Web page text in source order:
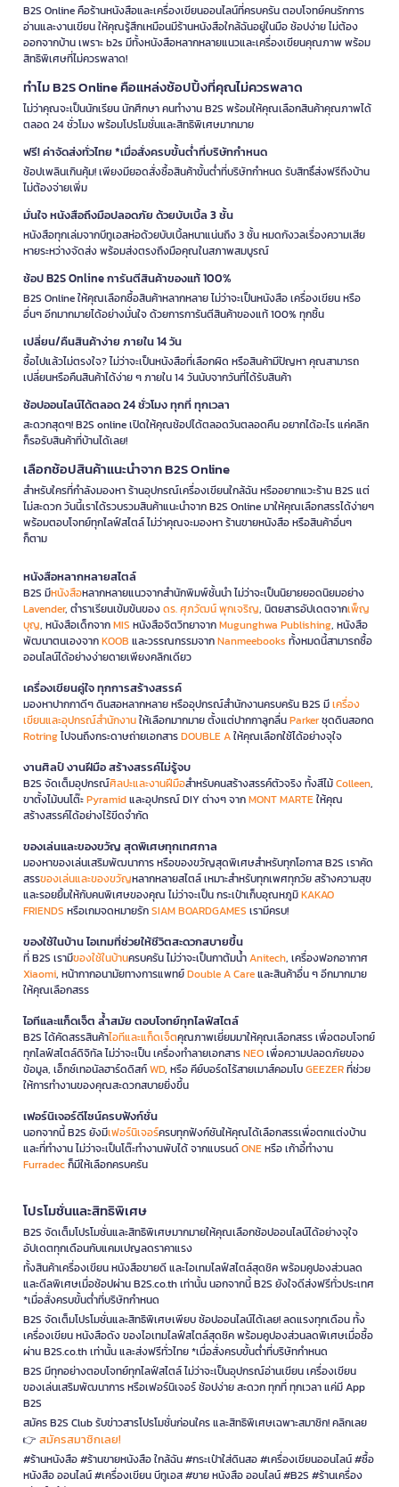
B2S Online คือร้านหนังสือและเครื่องเขียนออนไลน์ที่ครบครัน ตอบโจทย์คนรักการ
อ่านและงานเขียน ให้คุณรู้สึกเหมือนมีร้านหนังสือใกล้ฉันอยู่ในมือ ช้อปง่าย ไม่ต้อง
ออกจากบ้าน เพราะ b2s มีทั้งหนังสือหลากหลายแนวและเครื่องเขียนคุณภาพ พร้อม
สิทธิพิเศษที่ไม่ควรพลาด!
ทำไม B2S Online คือแหล่งช้อปปิ้งที่คุณไม่ควรพลาด
ไม่ว่าคุณจะเป็นนักเรียน นักศึกษา คนทำงาน B2S พร้อมให้คุณเลือกสินค้าคุณภาพได้
ตลอด 24 ชั่วโมง พร้อมโปรโมชั่นและสิทธิพิเศษมากมาย
ฟรี! ค่าจัดส่งทั่วไทย *เมื่อสั่งครบขั้นต่ำที่บริษัทกำหนด
ช้อปเพลินเกินคุ้ม! เพียงมียอดสั่งซื้อสินค้าขั้นต่ำที่บริษัทกำหนด รับสิทธิ์ส่งฟรีถึงบ้าน
ไม่ต้องจ่ายเพิ่ม
มั่นใจ หนังสือถึงมือปลอดภัย ด้วยบับเบิ้ล 3 ชั้น
หนังสือทุกเล่มจากบีทูเอสห่อด้วยบับเบิ้ลหนาแน่นถึง 3 ชั้น หมดกังวลเรื่องความเสีย
หายระหว่างจัดส่ง พร้อมส่งตรงถึงมือคุณในสภาพสมบูรณ์
ช้อป B2S Online การันตีสินค้าของแท้ 100%
B2S Online ให้คุณเลือกซื้อสินค้าหลากหลาย ไม่ว่าจะเป็นหนังสือ เครื่องเขียน หรือ
อื่นๆ อีกมากมายได้อย่างมั่นใจ ด้วยการการันตีสินค้าของแท้ 100% ทุกชิ้น
เปลี่ยน/คืนสินค้าง่าย ภายใน 14 วัน
ซื้อไปแล้วไม่ตรงใจ? ไม่ว่าจะเป็นหนังสือที่เลือกผิด หรือสินค้ามีปัญหา คุณสามารถ
เปลี่ยนหรือคืนสินค้าได้ง่าย ๆ ภายใน 14 วันนับจากวันที่ได้รับสินค้า
ช้อปออนไลน์ได้ตลอด 24 ชั่วโมง ทุกที่ ทุกเวลา
สะดวกสุดๆ! B2S online เปิดให้คุณช้อปได้ตลอดวันตลอดคืน อยากได้อะไร แค่คลิก
ก็รอรับสินค้าที่บ้านได้เลย!
เลือกช้อปสินค้าแนะนำจาก B2S Online
สำหรับใครที่กำลังมองหา ร้านอุปกรณ์เครื่องเขียนใกล้ฉัน หรืออยากแวะร้าน B2S แต่
ไม่สะดวก วันนี้เราได้รวบรวมสินค้าแนะนำจาก B2S Online มาให้คุณเลือกสรรได้ง่ายๆ
พร้อมตอบโจทย์ทุกไลฟ์สไตล์ ไม่ว่าคุณจะมองหา ร้านขายหนังสือ หรือสินค้าอื่นๆ
ก็ตาม
หนังสือหลากหลายสไตล์
B2S มีหนังสือหลากหลายแนวจากสำนักพิมพ์ชั้นนำ ไม่ว่าจะเป็นนิยายยอดนิยมอย่าง
Lavender, ตำราเรียนเข้มข้นของดร. ศุภวัฒน์ พุกเจริญ, นิตยสารอัปเดตจากเพ็ญ
บุญ, หนังสือเด็กจากMIS หนังสือจิตวิทยาจากMugunghwa Publishing, หนังสือ
พัฒนาตนเองจากKOOB และวรรณกรรมจากNanmeebooks ทั้งหมดนี้สามารถซื้อ
ออนไลน์ได้อย่างง่ายดายเพียงคลิกเดียว
เครื่องเขียนคู่ใจ ทุกการสร้างสรรค์
มองหาปากกาดีๆ ดินสอหลากหลาย หรืออุปกรณ์สำนักงานครบครัน B2S มีเครื่อง
เขียนและอุปกรณ์สำนักงานให้เลือกมากมาย ตั้งแต่ปากกาลูกลื่นParkerชุดดินสอกด
Rotringไปจนถึงกระดาษถ่ายเอกสารDOUBLE Aให้คุณเลือกใช้ได้อย่างจุใจ
งานศิลป์ งานฝีมือ สร้างสรรค์ไม่รู้จบ
B2S จัดเต็มอุปกรณ์ศิลปะและงานฝีมือสำหรับคนสร้างสรรค์ตัวจริง ทั้งสีไม้Colleen,
ขาตั้งไม้บนโต๊ะPyramidและอุปกรณ์ DIY ต่างๆ จากMONT MARTEให้คุณ
สร้างสรรค์ได้อย่างไร้ขีดจำกัด
ของเล่นและของขวัญ สุดพิเศษทุกเทศกาล
มองหาของเล่นเสริมพัฒนาการ หรือของขวัญสุดพิเศษสำหรับทุกโอกาส B2S เราคัด
สรรของเล่นและของขวัญหลากหลายสไตล์ เหมาะสำหรับทุกเพศทุกวัย สร้างความสุข
และรอยยิ้มให้กับคนพิเศษของคุณ ไม่ว่าจะเป็น กระเป๋าเก็บอุณหภูมิKAKAO
FRIENDS หรือเกมจดหมายรักSIAM BOARDGAMES เรามีครบ!
ของใช้ในบ้าน ไอเทมที่ช่วยให้ชีวิตสะดวกสบายขึ้น
ที่ B2S เรามีของใช้ในบ้านครบครัน ไม่ว่าจะเป็นกาต้มน้ำAnitech, เครื่องฟอกอากาศ
Xiaomi, หน้ากากอนามัยทางการแพทย์Double A Careและสินค้าอื่น ๆ อีกมากมาย
ให้คุณเลือกสรร
ไอทีและแก็ดเจ็ต ล้ำสมัย ตอบโจทย์ทุกไลฟ์สไตล์
B2S ได้คัดสรรสินค้าไอทีและแก็ดเจ็ตคุณภาพเยี่ยมมาให้คุณเลือกสรร เพื่อตอบโจทย์
ทุกไลฟ์สไตล์ดิจิทัล ไม่ว่าจะเป็น เครื่องทำลายเอกสารNEOเพื่อความปลอดภัยของ
ข้อมูล, เอ็กซ์เทอนัลฮาร์ดดิสก์WD, หรือ คีย์บอร์ดไร้สายเมาส์คอมโบGEEZERที่ช่วย
ให้การทำงานของคุณสะดวกสบายยิ่งขึ้น
เฟอร์นิเจอร์ดีไซน์ครบฟังก์ชั่น
นอกจากนี้ B2S ยังมีเฟอร์นิเจอร์ครบทุกฟังก์ชันให้คุณได้เลือกสรรเพื่อตกแต่งบ้าน
และที่ทำงาน ไม่ว่าจะเป็นโต๊ะทำงานพับได้ จากแบรนด์ONEหรือ เก้าอี้ทำงาน
Furradecก็มีให้เลือกครบครัน
โปรโมชั่นและสิทธิพิเศษ
B2S จัดเต็มโปรโมชั่นและสิทธิพิเศษมากมายให้คุณเลือกช้อปออนไลน์ได้อย่างจุใจ
อัปเดตทุกเดือนกับแคมเปญลดราคาแรง
ทั้งสินค้าเครื่องเขียน หนังสือขายดี และไอเทมไลฟ์สไตล์สุดชิค พร้อมคูปองส่วนลด
และดีลพิเศษเมื่อช้อปผ่าน B2S.co.th เท่านั้น นอกจากนี้ B2S ยังใจดีส่งฟรีทั่วประเทศ
*เมื่อสั่งครบขั้นต่ำที่บริษัทกำหนด
B2S จัดเต็มโปรโมชั่นและสิทธิพิเศษเพียบ ช้อปออนไลน์ได้เลย! ลดแรงทุกเดือน ทั้ง
เครื่องเขียน หนังสือดัง ของไอเทมไลฟ์สไตล์สุดชิค พร้อมคูปองส่วนลดพิเศษเมื่อซื้อ
ผ่าน B2S.co.th เท่านั้น และส่งฟรีทั่วไทย *เมื่อสั่งครบขั้นต่ำที่บริษัทกำหนด
B2S มีทุกอย่างตอบโจทย์ทุกไลฟ์สไตล์ ไม่ว่าจะเป็นอุปกรณ์อ่านเขียน เครื่องเขียน
ของเล่นเสริมพัฒนาการ หรือเฟอร์นิเจอร์ ช้อปง่าย สะดวก ทุกที่ ทุกเวลา แค่มี App
B2S
สมัคร B2S Club รับข่าวสารโปรโมชั่นก่อนใคร และสิทธิพิเศษเฉพาะสมาชิก! คลิกเลย
👉 สมัครสมาชิกเลย!
#ร้านหนังสือ #ร้านขายหนังสือ ใกล้ฉัน #กระเป๋าใส่ดินสอ #เครื่องเขียนออนไลน์ #ซื้อ
หนังสือ ออนไลน์ #เครื่องเขียน บีทูเอส #ขาย หนังสือ ออนไลน์ #B2S #ร้านเครื่อง